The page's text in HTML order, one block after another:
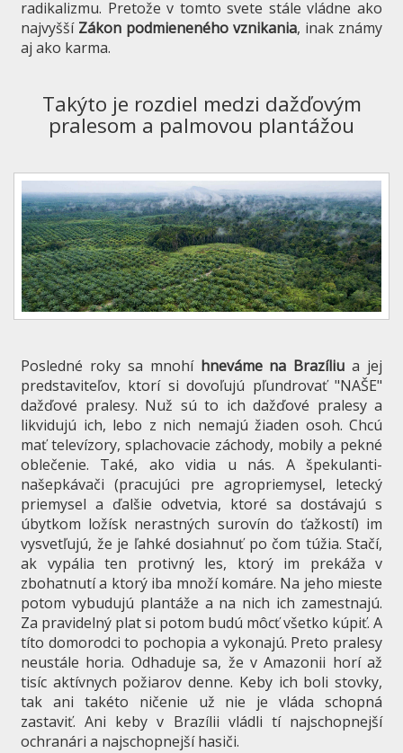
radikalizmu. Pretože v tomto svete stále vládne ako
najvyšší Zákon podmieneného vznikania, inak známy
aj ako karma.
Takýto je rozdiel medzi dažďovým
pralesom a palmovou plantážou
Posledné roky sa mnohí hneváme na Brazíliu a jej
predstaviteľov, ktorí si dovoľujú pľundrovať "NAŠE"
dažďové pralesy. Nuž sú to ich dažďové pralesy a
likvidujú ich, lebo z nich nemajú žiaden osoh. Chcú
mať televízory, splachovacie záchody, mobily a pekné
oblečenie. Také, ako vidia u nás. A špekulanti-
našepkávači (pracujúci pre agropriemysel, letecký
priemysel a ďalšie odvetvia, ktoré sa dostávajú s
úbytkom ložísk nerastných surovín do ťažkostí) im
vysvetľujú, že je ľahké dosiahnuť po čom túžia. Stačí,
ak vypália ten protivný les, ktorý im prekáža v
zbohatnutí a ktorý iba množí komáre. Na jeho mieste
potom vybudujú plantáže a na nich ich zamestnajú.
Za pravidelný plat si potom budú môcť všetko kúpiť. A
títo domorodci to pochopia a vykonajú. Preto pralesy
neustále horia. Odhaduje sa, že v Amazonii horí až
tisíc aktívnych požiarov denne. Keby ich boli stovky,
tak ani takéto ničenie už nie je vláda schopná
zastaviť. Ani keby v Brazílii vládli tí najschopnejší
ochranári a najschopnejší hasiči.